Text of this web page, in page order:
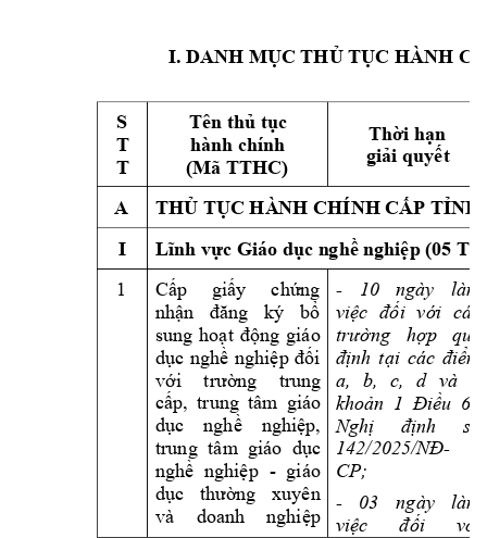
I. DANH MỤC THỦ TỤC HÀNH C
S
T
T
Tên thủ tục
hành chính
(Mã TTHC)
Thời hạn
giải quyết
A THỦ TỤC HÀNH CHÍNH CẤP TỈNH
I Lĩnh vực Giáo dục nghề nghiệp (05
1 Cấp giấy
chứng
nhận
đăng ký
bổ
sung hoạt động giáo
dục nghề nghiệp đối
với
trường trung
cấp, trung tâm giáo
dục
nghề
nghiệp,
trung tâm giáo dục
nghề nghiệp - giáo
dục thường
xuyên
và
doanh nghiệp
- 10 ngày làm
việc đối với các
trường
hợp
quy
định tại các điểm
a,
b, c, d và
khoản 1 Điều 62
Nghị
định số
142/2025/NĐ-
CP;
-
03 ngày làm
việc đối với